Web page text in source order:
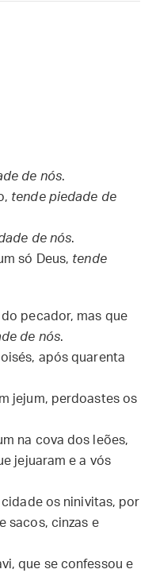
de nós.
tende piedade de
de nós.
só Deus, tende
pecador, mas que
de nós.
após quarenta
jejum, perdoastes os
na cova dos leões,
jejuaram e a vós
os ninivitas, por
sacos, cinzas e
que se confessou e